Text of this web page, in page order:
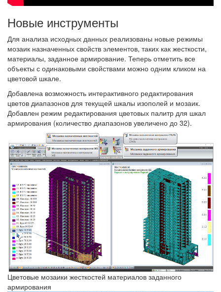
Новые инструменты
Для анализа исходных данных реализованы новые режимы
мозаик назначенных свойств элементов, таких как жесткости,
материалы, заданное армирование. Теперь отметить все
объекты с одинаковыми свойствами можно одним кликом на
цветовой шкале.
Добавлена возможность интерактивного редактирования
цветов диапазонов для текущей шкалы изополей и мозаик.
Добавлен режим редактирования цветовых палитр для шкал
армирования (количество диапазонов увеличено до 32).
Цветовые мозаики жесткостей материалов заданного
армирования